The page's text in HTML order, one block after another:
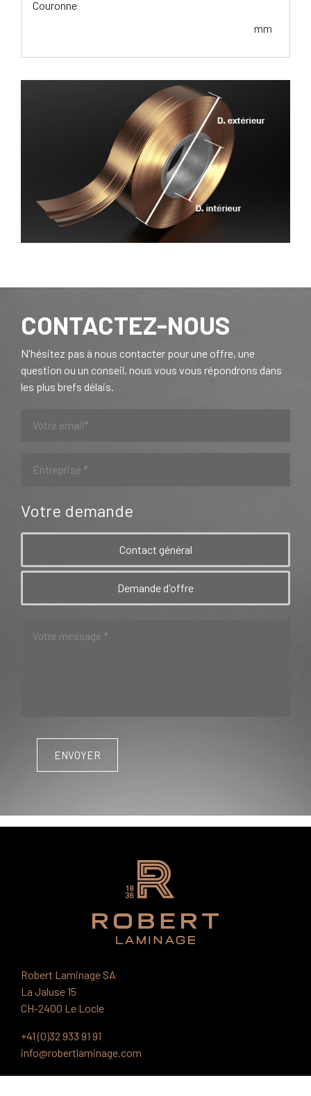
Couronne
mm
CONTACTEZ-NOUS
N'hésitez pas à nous contacter pour une offre, une
question ou un conseil, nous vous vous répondrons dans
les plus brefs délais.
Votre demande
Contact général
Demande d'offre
Robert Laminage SA
La Jaluse 15
CH-2400 Le Locle
+41 (0)32 933 91 91
info@robertlaminage.com
PRODUITS ET TECHNOLOGIES